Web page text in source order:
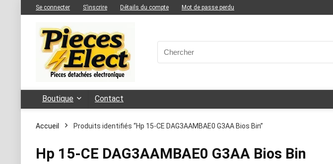
Se connecter S’inscrire Détails du compte Mot de passe perdu
Boutique Contact
Accueil Produits identifiés “Hp 15-CE DAG3AAMBAE0 G3AA Bios Bin”
Hp 15-CE DAG3AAMBAE0 G3AA Bios Bin